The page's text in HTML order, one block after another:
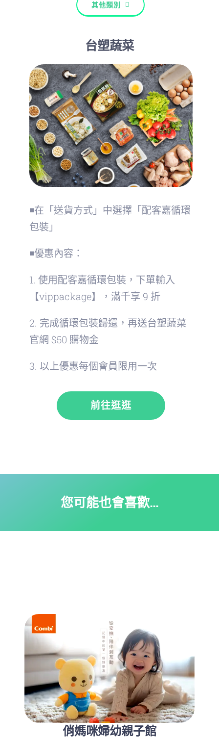
其他類別
台塑蔬菜
◾在「送貨方式」中選擇「配客嘉循環
包裝」
◾優惠內容：
1. 使用配客嘉循環包裝，下單輸入
【vippackage】，滿千享 9 折
2. 完成循環包裝歸還，再送台塑蔬菜
官網 $50 購物金
3. 以上優惠每個會員限用一次
前往逛逛
您可能也會喜歡…
俏媽咪婦幼親子館